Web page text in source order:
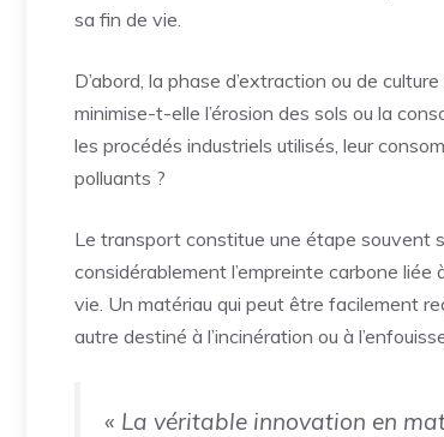
sa fin de vie.
D’abord, la phase d’extraction ou de
minimise-t-elle l’érosion des sols ou la
les procédés industriels utilisés, leur
polluants ?
Le transport constitue une étape souvent
considérablement l’empreinte carbone
vie. Un matériau qui peut être facilement
autre destiné à l’incinération ou à
« La véritable innovation en